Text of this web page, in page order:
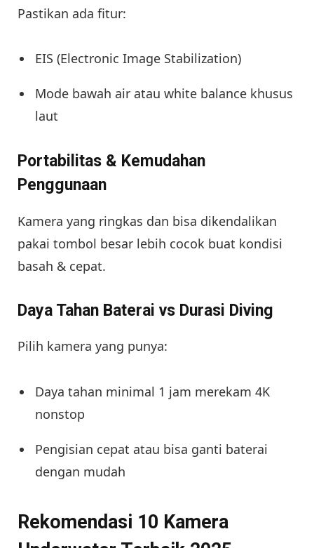
Pastikan ada fitur:
EIS (Electronic Image Stabilization)
Mode bawah air atau white balance khusus
laut
Portabilitas & Kemudahan
Penggunaan
Kamera yang ringkas dan bisa dikendalikan
pakai tombol besar lebih cocok buat kondisi
basah & cepat.
Daya Tahan Baterai vs Durasi Diving
Pilih kamera yang punya:
Daya tahan minimal 1 jam merekam 4K
nonstop
Pengisian cepat atau bisa ganti baterai
dengan mudah
Rekomendasi 10 Kamera